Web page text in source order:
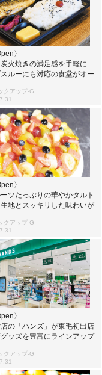
〉
火焼きの満足感を手軽に
スルーにも対応の食堂がオー
クアップ-G
〉
ツたっぷりの華やかタルト
地とスッキリした味わいが
クアップ-G
〉
の「ハンズ」が東毛初出店
ッズを豊富にラインアップ
クアップ-G